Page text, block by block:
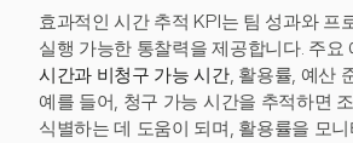
효과적인 시간 추적 KPI는 팀 성과와 프
실행 가능한 통찰력을 제공합니다. 주요
시간과 비청구 가능 시간, 활용률, 예산
예를 들어, 청구 가능 시간을 추적하면
식별하는 데 도움이 되며, 활용률을 모